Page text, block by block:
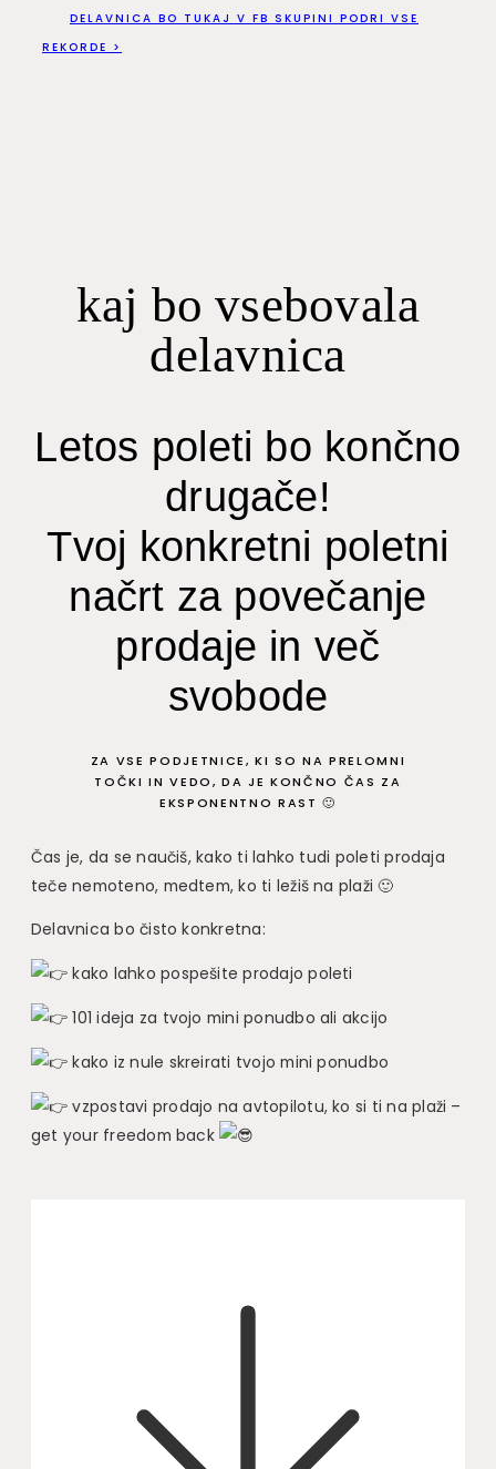
DELAVNICA BO TUKAJ V FB SKUPINI PODRI VSE
REKORDE >
kaj bo vsebovala
delavnica
Letos poleti bo končno
drugače!
Tvoj konkretni poletni
načrt za povečanje
prodaje in več
svobode
ZA VSE PODJETNICE, KI SO NA PRELOMNI
TOČKI IN VEDO, DA JE KONČNO ČAS ZA
EKSPONENTNO RAST 🙂
Čas je, da se naučiš, kako ti lahko tudi poleti prodaja
teče nemoteno, medtem, ko ti ležiš na plaži 🙂
Delavnica bo čisto konkretna:
kako lahko pospešite prodajo poleti
101 ideja za tvojo mini ponudbo ali akcijo
kako iz nule skreirati tvojo mini ponudbo
vzpostavi prodajo na avtopilotu, ko si ti na plaži –
get your freedom back